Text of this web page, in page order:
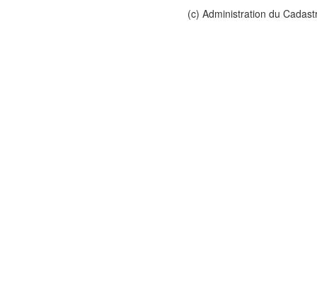
(c) Administration du